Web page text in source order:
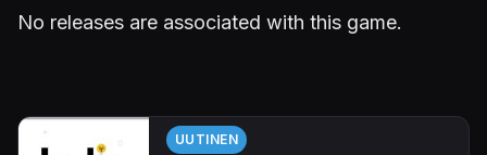
No releases are associated with this game.
UUTINEN